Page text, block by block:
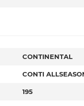
CONTINENTAL
CONTI
195